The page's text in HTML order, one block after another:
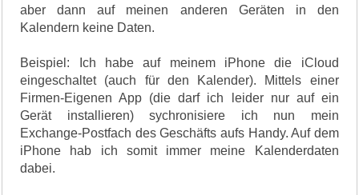
aber dann auf meinen anderen Geräten in den
Kalendern keine Daten.
Beispiel: Ich habe auf meinem iPhone die iCloud
eingeschaltet (auch für den Kalender). Mittels einer
Firmen-Eigenen App (die darf ich leider nur auf ein
Gerät installieren) sychronisiere ich nun mein
Exchange-Postfach des Geschäfts aufs Handy. Auf dem
iPhone hab ich somit immer meine Kalenderdaten
dabei.